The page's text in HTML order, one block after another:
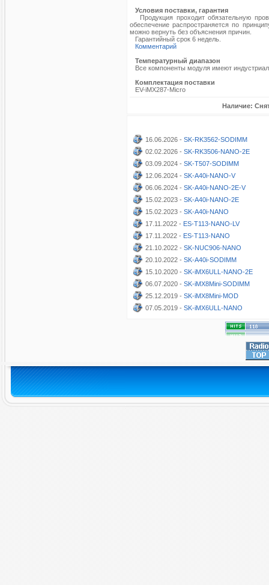
Условия поставки, гарантия
Продукция проходит обязательную
обеспечение распространяется по
можно вернуть без объяснения причин.
Гарантийный срок 6 недель.
Комментарий
Температурный диапазон
Все компоненты модуля имеют
Комплектация поставки
EV-iMX287-Micro
Наличие:
16.06.2026 - SK-RK3562-SODIMM
02.02.2026 - SK-RK3506-NANO-2E
03.09.2024 - SK-T507-SODIMM
12.06.2024 - SK-A40i-NANO-V
06.06.2024 - SK-A40i-NANO-2E-V
15.02.2023 - SK-A40i-NANO-2E
15.02.2023 - SK-A40i-NANO
17.11.2022 - ES-T113-NANO-LV
17.11.2022 - ES-T113-NANO
21.10.2022 - SK-NUC906-NANO
20.10.2022 - SK-A40i-SODIMM
15.10.2020 - SK-iMX6ULL-NANO-2E
06.07.2020 - SK-iMX8Mini-SODIMM
25.12.2019 - SK-iMX8Mini-MOD
07.05.2019 - SK-iMX6ULL-NANO